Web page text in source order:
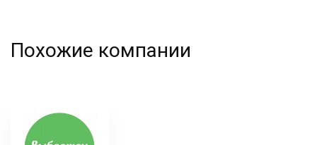
Похожие компании